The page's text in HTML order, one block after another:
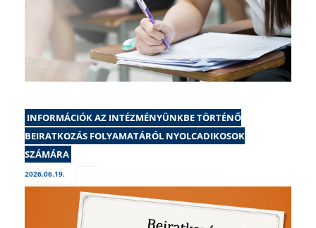
INFORMÁCIÓK AZ INTÉZMÉNYÜNKBE TÖRTÉNŐ
BEIRATKOZÁS FOLYAMATÁRÓL NYOLCADIKOSOK
SZÁMÁRA
2026.06.19.